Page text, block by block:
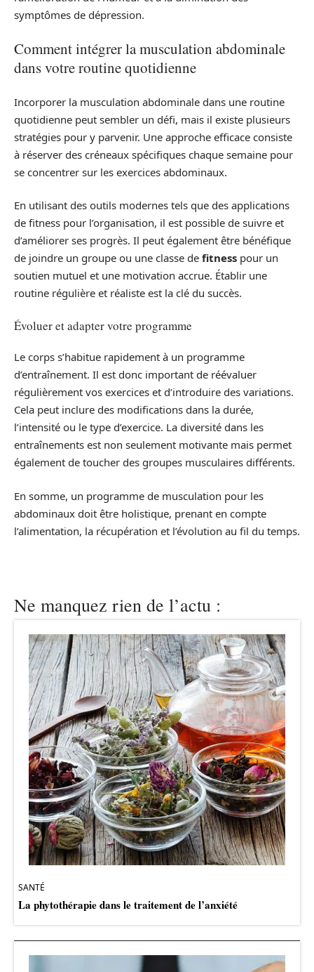
symptômes de dépression.
Comment intégrer la musculation abdominale
dans votre routine quotidienne
Incorporer la musculation abdominale dans une routine
quotidienne peut sembler un défi, mais il existe plusieurs
stratégies pour y parvenir. Une approche efficace consiste
à réserver des créneaux spécifiques chaque semaine pour
se concentrer sur les exercices abdominaux.
En utilisant des outils modernes tels que des applications
de fitness pour l’organisation, il est possible de suivre et
d’améliorer ses progrès. Il peut également être bénéfique
de joindre un groupe ou une classe de fitness pour un
soutien mutuel et une motivation accrue. Établir une
routine régulière et réaliste est la clé du succès.
Évoluer et adapter votre programme
Le corps s’habitue rapidement à un programme
d’entraînement. Il est donc important de réévaluer
régulièrement vos exercices et d’introduire des variations.
Cela peut inclure des modifications dans la durée,
l’intensité ou le type d’exercice. La diversité dans les
entraînements est non seulement motivante mais permet
également de toucher des groupes musculaires différents.
En somme, un programme de musculation pour les
abdominaux doit être holistique, prenant en compte
l’alimentation, la récupération et l’évolution au fil du temps.
Ne manquez rien de l’actu :
SANTÉ
La phytothérapie dans le traitement de l’anxiété